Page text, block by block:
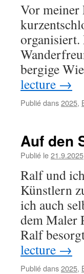
Vor meiner
organisiert.
bergige
lecture →
Publié dans2025,
Auf den
Publié le21.9.2025
Ralf und
Künstlern
ich auch
dem Maler
Ralf
lecture →
Publié dans2025,